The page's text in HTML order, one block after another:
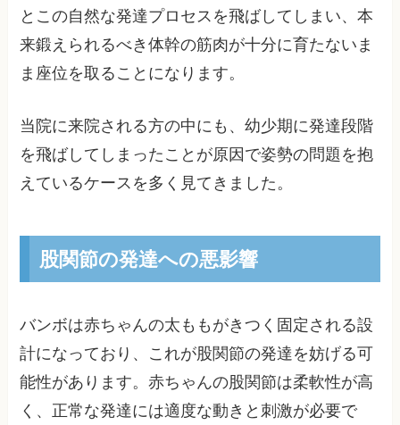
とこの自然な発達プロセスを飛ばしてしまい、本
来鍛えられるべき体幹の筋肉が十分に育たないま
ま座位を取ることになります。
当院に来院される方の中にも、幼少期に発達段階
を飛ばしてしまったことが原因で姿勢の問題を抱
えているケースを多く見てきました。
股関節の発達への悪影響
バンボは赤ちゃんの太ももがきつく固定される設
計になっており、これが股関節の発達を妨げる可
能性があります。赤ちゃんの股関節は柔軟性が高
く、正常な発達には適度な動きと刺激が必要で